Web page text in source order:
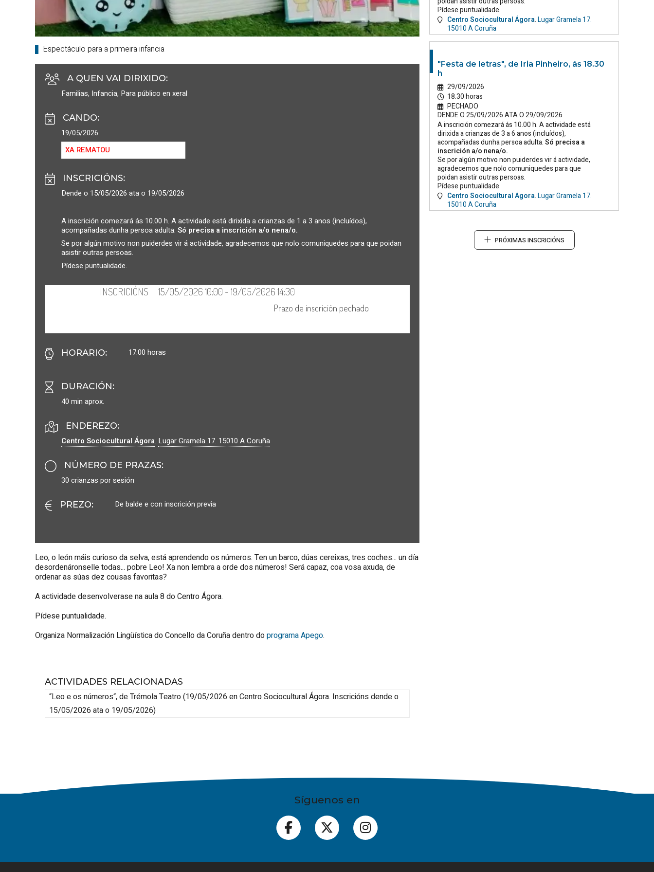
Espectáculo para a primeira infancia
A QUEN VAI DIRIXIDO:
Familias, Infancia, Para público en xeral
CANDO:
19/05/2026
XA REMATOU
INSCRICIÓNS:
Dende o 15/05/2026 ata o 19/05/2026
A inscrición comezará ás 10.00 h. A actividade está dirixida a crianzas de 1 a 3 anos (incluídos),
acompañadas dunha persoa adulta. Só precisa a inscrición a/o nena/o.
Se por algún motivo non puiderdes vir á actividade, agradecemos que nolo comuniquedes para que poidan
asistir outras persoas.
Pídese puntualidade.
HORARIO: 17.00 horas
DURACIÓN:
40 min aprox.
ENDEREZO:
Centro Sociocultural Ágora. Lugar Gramela 17. 15010 A Coruña
NÚMERO DE PRAZAS:
30 crianzas por sesión
PREZO: De balde e con inscrición previa
Leo, o león máis curioso da selva, está aprendendo os números. Ten un barco, dúas cereixas, tres coches... un día
desordenáronselle todas... pobre Leo! Xa non lembra a orde dos números! Será capaz, coa vosa axuda, de
ordenar as súas dez cousas favoritas?
A actividade desenvolverase na aula 8 do Centro Ágora.
Pídese puntualidade.
Organiza Normalización Lingüística do Concello da Coruña dentro doprograma Apego.
ACTIVIDADES RELACIONADAS
“Leo e os números“, de Trémola Teatro(19/05/2026 en Centro Sociocultural Ágora. Inscricións dende o
15/05/2026 ata o 19/05/2026)
Pídese puntualidade.
Centro Sociocultural Ágora.Lugar Gramela 17.
15010A Coruña
"Festa de letras", de Iria Pinheiro, ás 18.30
h
29/09/2026
18.30 horas
PECHADO
DENDE O 25/09/2026 ATA O 29/09/2026
A inscrición comezará ás 10.00 h. A actividade está
dirixida a crianzas de 3 a 6 anos (incluídos),
acompañadas dunha persoa adulta.Só precisa a
inscrición a/o nena/o.
Se por algún motivo non puiderdes vir á actividade,
agradecemos que nolo comuniquedes para que
poidan asistir outras persoas.
Pídese puntualidade.
Centro Sociocultural Ágora.Lugar Gramela 17.
15010A Coruña
PRÓXIMAS INSCRICIÓNS
Síguenos en